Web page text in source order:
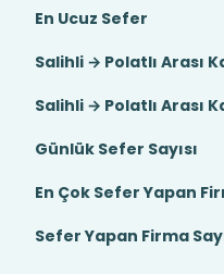
En Ucuz Sefer
Salihli → Polatlı Arası
Salihli → Polatlı Arası
Günlük Sefer Sayısı
En Çok Sefer Yapan
Sefer Yapan Firma